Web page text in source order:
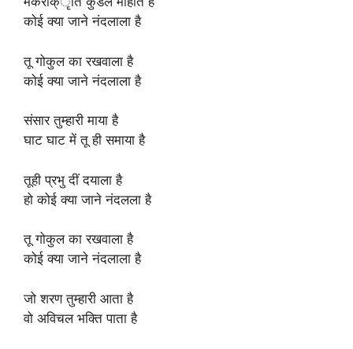
कोई क्या जाने नंदलाला है
तू गोकुल का रखवाला है
कोई क्या जाने नंदलाला है
संसार तुम्हारी माया है
घाट घाट में तू ही समाया है
तूही प्रभु दीं दयाला है
हो कोई क्या जाने नंदलला है
तू गोकुल का रखवाला है
कोई क्या जाने नंदलाला है
जो शरण तुम्हारी आता है
वो अविचल भक्ति पाता है